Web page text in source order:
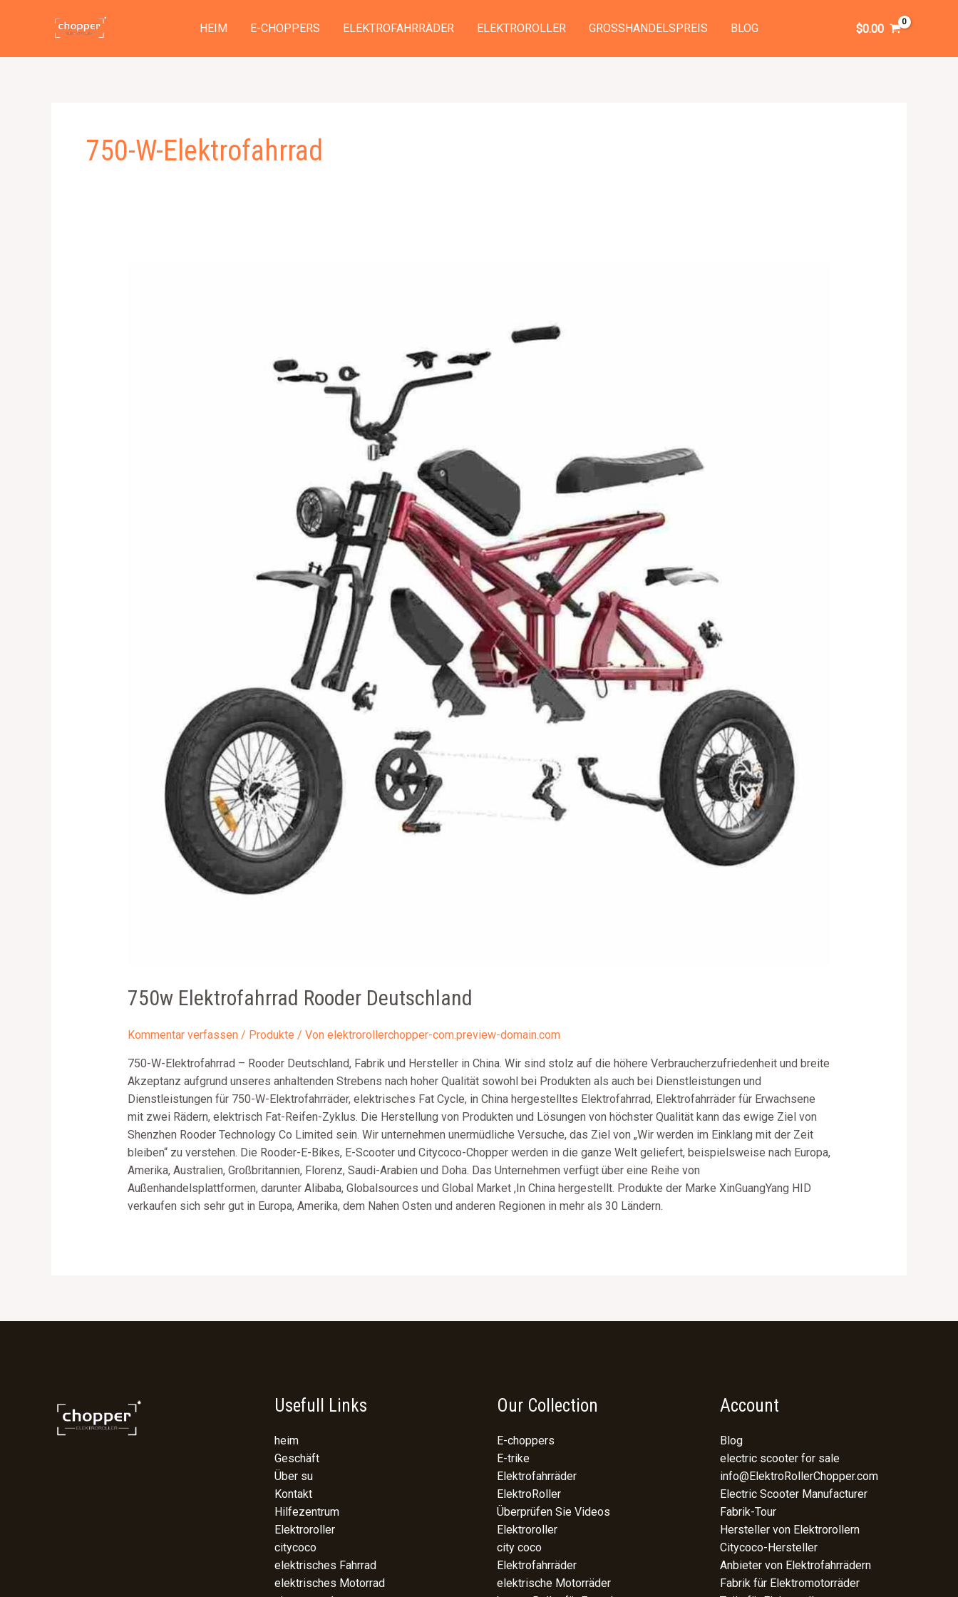
HEIM E-CHOPPERS ELEKTROFAHRRÄDER ELEKTROROLLER GROSSHANDELSPREIS BLOG $0.00
750-W-Elektrofahrrad
750w Elektrofahrrad Rooder Deutschland
Kommentar verfassen / Produkte / Von elektrorollerchopper-com.preview-domain.com
750-W-Elektrofahrrad – Rooder Deutschland, Fabrik und Hersteller in China. Wir sind stolz auf die höhere Verbraucherzufriedenheit und breite
Akzeptanz aufgrund unseres anhaltenden Strebens nach hoher Qualität sowohl bei Produkten als auch bei Dienstleistungen und
Dienstleistungen für 750-W-Elektrofahrräder, elektrisches Fat Cycle, in China hergestelltes Elektrofahrrad, Elektrofahrräder für Erwachsene
mit zwei Rädern, elektrisch Fat-Reifen-Zyklus. Die Herstellung von Produkten und Lösungen von höchster Qualität kann das ewige Ziel von
Shenzhen Rooder Technology Co Limited sein. Wir unternehmen unermüdliche Versuche, das Ziel von „Wir werden im Einklang mit der Zeit
bleiben“ zu verstehen. Die Rooder-E-Bikes, E-Scooter und Citycoco-Chopper werden in die ganze Welt geliefert, beispielsweise nach Europa,
Amerika, Australien, Großbritannien, Florenz, Saudi-Arabien und Doha. Das Unternehmen verfügt über eine Reihe von
Außenhandelsplattformen, darunter Alibaba, Globalsources und Global Market ,In China hergestellt. Produkte der Marke XinGuangYang HID
verkaufen sich sehr gut in Europa, Amerika, dem Nahen Osten und anderen Regionen in mehr als 30 Ländern.
Usefull Links
heim
Geschäft
Über su
Kontakt
Hilfezentrum
Elektroroller
citycoco
elektrisches Fahrrad
elektrisches Motorrad
Our Collection
E-choppers
E-trike
Elektrofahrräder
ElektroRoller
Überprüfen Sie Videos
Elektroroller
city coco
Elektrofahrräder
elektrische Motorräder
Account
Blog
electric scooter for sale
info@ElektroRollerChopper.com
Electric Scooter Manufacturer
Fabrik-Tour
Hersteller von Elektrorollern
Citycoco-Hersteller
Anbieter von Elektrofahrrädern
Fabrik für Elektromotorräder